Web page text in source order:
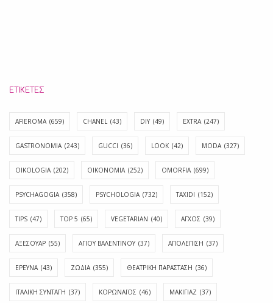
ΕΤΙΚΈΤΕΣ
AFIEROMA (659) CHANEL (43) DIY (49) EXTRA (247)
GASTRONOMIA (243) GUCCI (36) LOOK (42) MODA (327)
OIKOLOGIA (202) OIKONOMIA (252) OMORFIA (699)
PSYCHAGOGIA (358) PSYCHOLOGIA (732) TAXIDI (152)
TIPS (47) TOP 5 (65) VEGETARIAN (40) ΑΓΧΟΣ (39)
ΑΞΕΣΟΥΑΡ (55) ΑΓΊΟΥ ΒΑΛΕΝΤΊΝΟΥ (37) ΑΠΟΛΈΠΙΣΗ (37)
ΕΡΕΥΝΑ (43) ΖΩΔΙΑ (355) ΘΕΑΤΡΙΚΗ ΠΑΡΑΣΤΑΣΗ (36)
ΙΤΑΛΙΚΗ ΣΥΝΤΑΓΗ (37) ΚΟΡΩΝΑΪΟΣ (46) ΜΑΚΙΓΙΑΖ (37)